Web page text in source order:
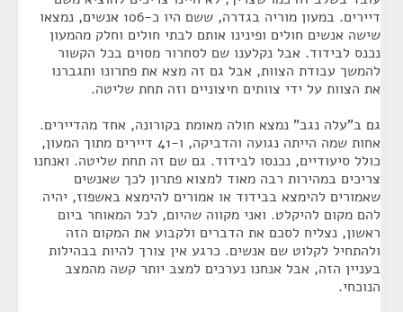
דיירים. במעון מוריה בגדרה, ששם היו כ-106 אנשים, נמצאו
שישה אנשים חולים ופינינו אותם לבתי חולים וחלק מהמעון
נכנס לבידוד. אבל נקלענו שם לסחרור מסוים בכל הקשור
להמשך עבודת הצוות, אבל גם זה מצא את פתרונו ותגברנו
את הצוות על ידי צוותים חיצוניים וזה תחת שליטה.
גם ב"עלה נגב" נמצא חולה מאומת בקורונה, אחד מהדיירים.
אחות שמה הייתה נגועה והדביקה, ו-41 דיירים מתוך המעון,
כולל סיעודיים, נכנסו לבידוד. גם שם זה תחת שליטה. ואנחנו
צריכים במהירות רבה מאוד למצוא פתרון לכך שאנשים
שאמורים להימצא בבידוד או אמורים להימצא באשפוז, יהיה
להם מקום להיקלט. ואני מקווה שהיום, לכל המאוחר ביום
ראשון, נצליח לסכם את הדברים ולקבוע את המקום הזה
ולהתחיל לקלוט שם אנשים. כרגע אין צורך להיות בבהילות
בעניין הזה, אבל אנחנו נערכים למצב יותר קשה מהמצב
הנוכחי.